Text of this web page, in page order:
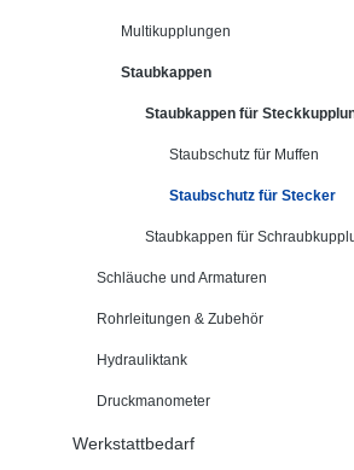
Multikupplungen
Staubkappen
Staubkappen für
Staubschutz für Muffen
Staubschutz für Stecker
Staubkappen für
Schläuche und Armaturen
Rohrleitungen & Zubehör
Hydrauliktank
Druckmanometer
Werkstattbedarf